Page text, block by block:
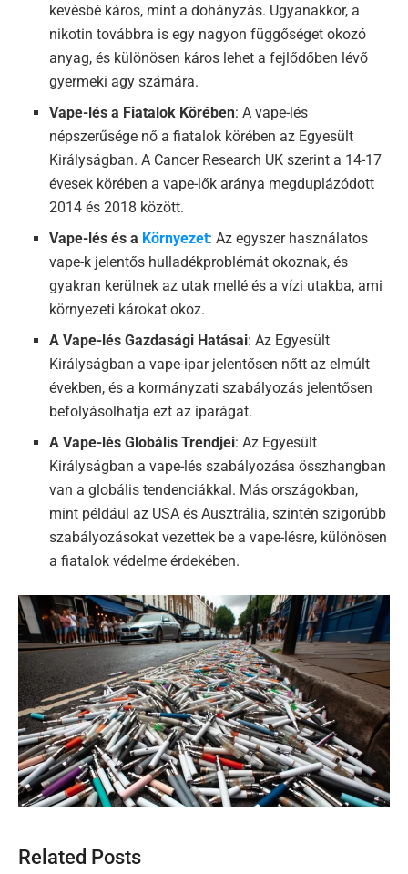
kevésbé káros, mint a dohányzás. Ugyanakkor, a
nikotin továbbra is egy nagyon függőséget okozó
anyag, és különösen káros lehet a fejlődőben lévő
gyermeki agy számára.
Vape-lés a Fiatalok Körében: A vape-lés
népszerűsége nő a fiatalok körében az Egyesült
Királyságban. A Cancer Research UK szerint a 14-17
évesek körében a vape-lők aránya megduplázódott
2014 és 2018 között.
Vape-lés és a Környezet: Az egyszer használatos
vape-k jelentős hulladékproblémát okoznak, és
gyakran kerülnek az utak mellé és a vízi utakba, ami
környezeti károkat okoz.
A Vape-lés Gazdasági Hatásai: Az Egyesült
Királyságban a vape-ipar jelentősen nőtt az elmúlt
években, és a kormányzati szabályozás jelentősen
befolyásolhatja ezt az iparágat.
A Vape-lés Globális Trendjei: Az Egyesült
Királyságban a vape-lés szabályozása összhangban
van a globális tendenciákkal. Más országokban,
mint például az USA és Ausztrália, szintén szigorúbb
szabályozásokat vezettek be a vape-lésre, különösen
a fiatalok védelme érdekében.
Related Posts